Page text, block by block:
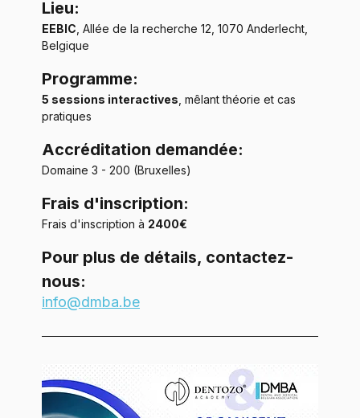
Lieu:
EEBIC , Allée de la recherche 12, 1070 Anderlecht,
Belgique
Programme:
5 sessions interactives , mêlant théorie et cas
pratiques
Accréditation demandée:
Domaine 3 - 200 (Bruxelles)
Frais d'inscription:
Frais d'inscription à 2400€
Pour plus de détails, contactez-
nous:
info@dmba.be